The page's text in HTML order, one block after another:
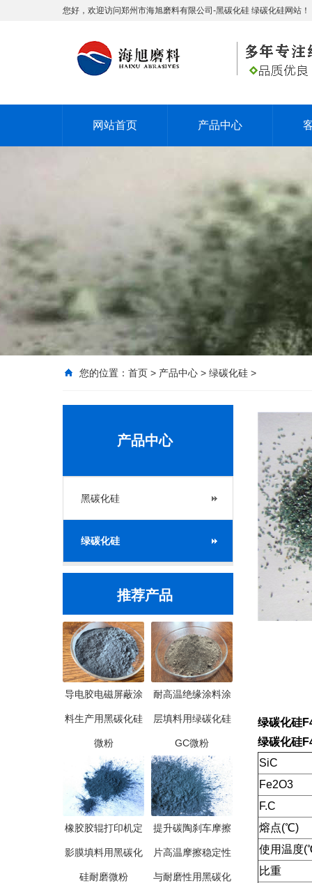
您好，欢迎访问郑州市海旭磨料有限公司-黑碳化硅 绿碳化硅网站！
网站首页 产品中心
您的位置： 首页 > 产品中心 > 绿碳化硅 >
产品中心
黑碳化硅
绿碳化硅
推荐产品
导电胶电磁屏蔽涂
料生产用黑碳化硅
微粉
耐高温绝缘涂料涂
层填料用绿碳化硅
GC微粉
橡胶胶辊打印机定
影膜填料用黑碳化
硅耐磨微粉
提升碳陶刹车摩擦
片高温摩擦稳定性
与耐磨性用黑碳化
绿碳化硅
绿碳化硅
SiC
Fe2O3
F.C
熔点(℃)
使用温度
比重